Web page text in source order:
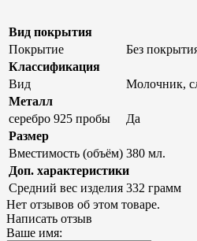
Вид покрытия
Покрытие
Без
Классификация
Вид
Молочник,
Металл
серебро 925 пробы
Да
Размер
Вместимость (объём) 380 мл.
Доп. характеристики
Средний вес изделия 332 грамм
Нет отзывов об этом товаре.
Написать отзыв
Ваше имя: